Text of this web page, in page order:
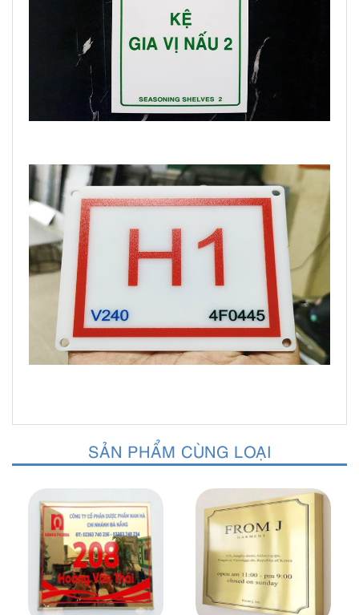
SẢN PHẨM CÙNG LOẠI